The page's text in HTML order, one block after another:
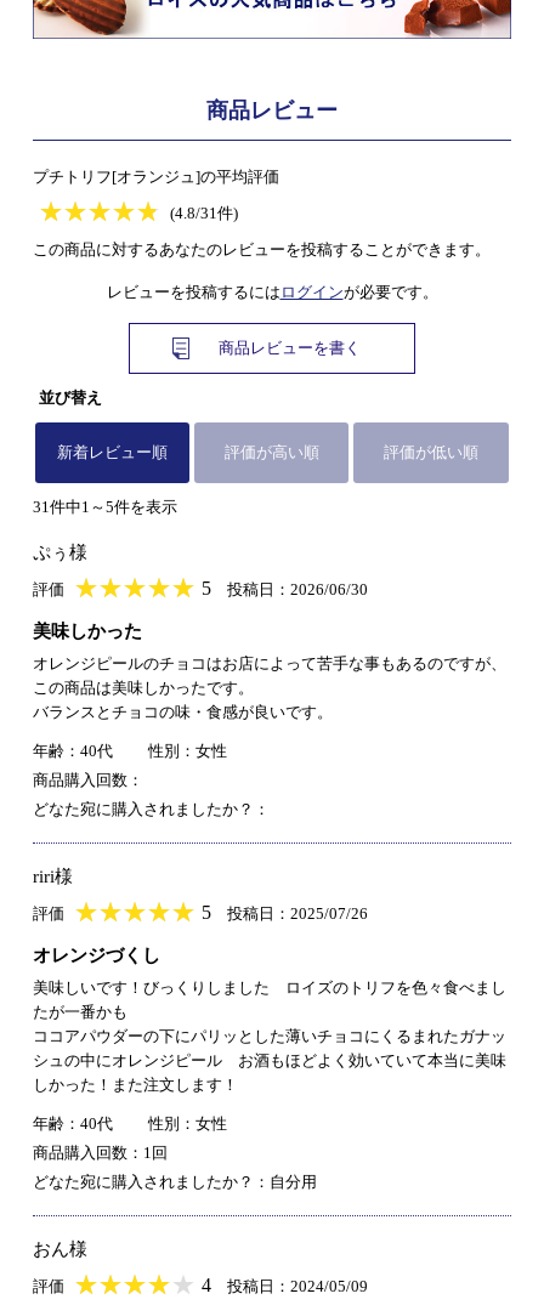
商品レビュー
プチトリフ[オランジュ]の平均評価
★★★★★
★★★★★
(4.8/31件)
この商品に対するあなたのレビューを投稿することができます。
レビューを投稿するには ログインが必要です。
商品レビューを書く
並び替え
新着レビュー順 評価が高い順 評価が低い順
31件中1～5件を表示
ぷぅ様
評価 ★★★★★
★★★★★ 5 投稿日：2026/06/30
美味しかった
オレンジピールのチョコはお店によって苦手な事もあるのですが、
この商品は美味しかったです。
バランスとチョコの味・食感が良いです。
年齢：40代
性別：女性
商品購入回数：
どなた宛に購入されましたか？：
riri様
評価 ★★★★★
★★★★★ 5 投稿日：2025/07/26
オレンジづくし
美味しいです！びっくりしました ロイズのトリフを色々食べまし
たが一番かも
ココアパウダーの下にパリッとした薄いチョコにくるまれたガナッ
シュの中にオレンジピール お酒もほどよく効いていて本当に美味
しかった！また注文します！
年齢：40代
性別：女性
商品購入回数：1回
どなた宛に購入されましたか？：自分用
おん様
評価 ★★★★★
★★★★★ 4 投稿日：2024/05/09